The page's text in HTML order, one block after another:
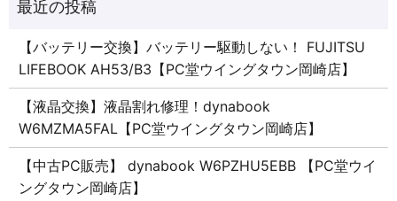
【バッテリー交換】バッテリー駆動しない！ FUJITSU
LIFEBOOK AH53/B3【PC堂ウイングタウン岡崎店】
【液晶交換】液晶割れ修理！dynabook
W6MZMA5FAL【PC堂ウイングタウン岡崎店】
【中古PC販売】 dynabook W6PZHU5EBB 【PC堂ウイ
ングタウン岡崎店】